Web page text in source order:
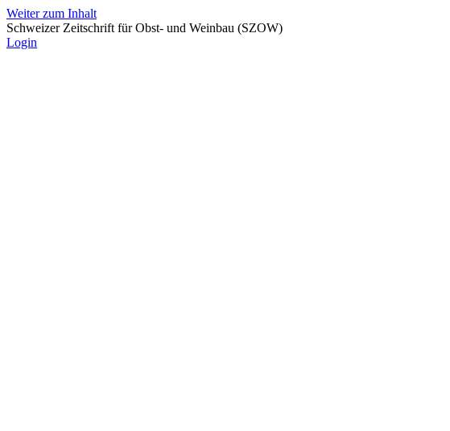
Weiter zum Inhalt
Schweizer Zeitschrift für Obst- und Weinbau (SZOW)
Login